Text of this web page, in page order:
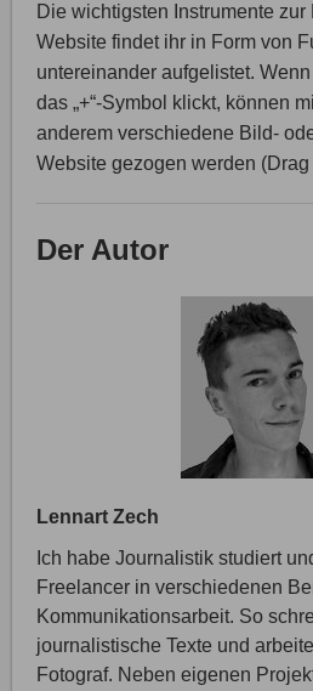
Die wichtigsten Instrumente
Website findet ihr in Form von
untereinander aufgelistet.
das „+“-Symbol klickt, können
anderem verschiedene Bild-
Website gezogen werden (Drag
Der Autor
Lennart Zech
Ich habe Journalistik studiert
Freelancer in verschiedenen
Kommunikationsarbeit. So
journalistische Texte und
Fotograf. Neben eigenen